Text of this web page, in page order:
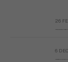
26
6